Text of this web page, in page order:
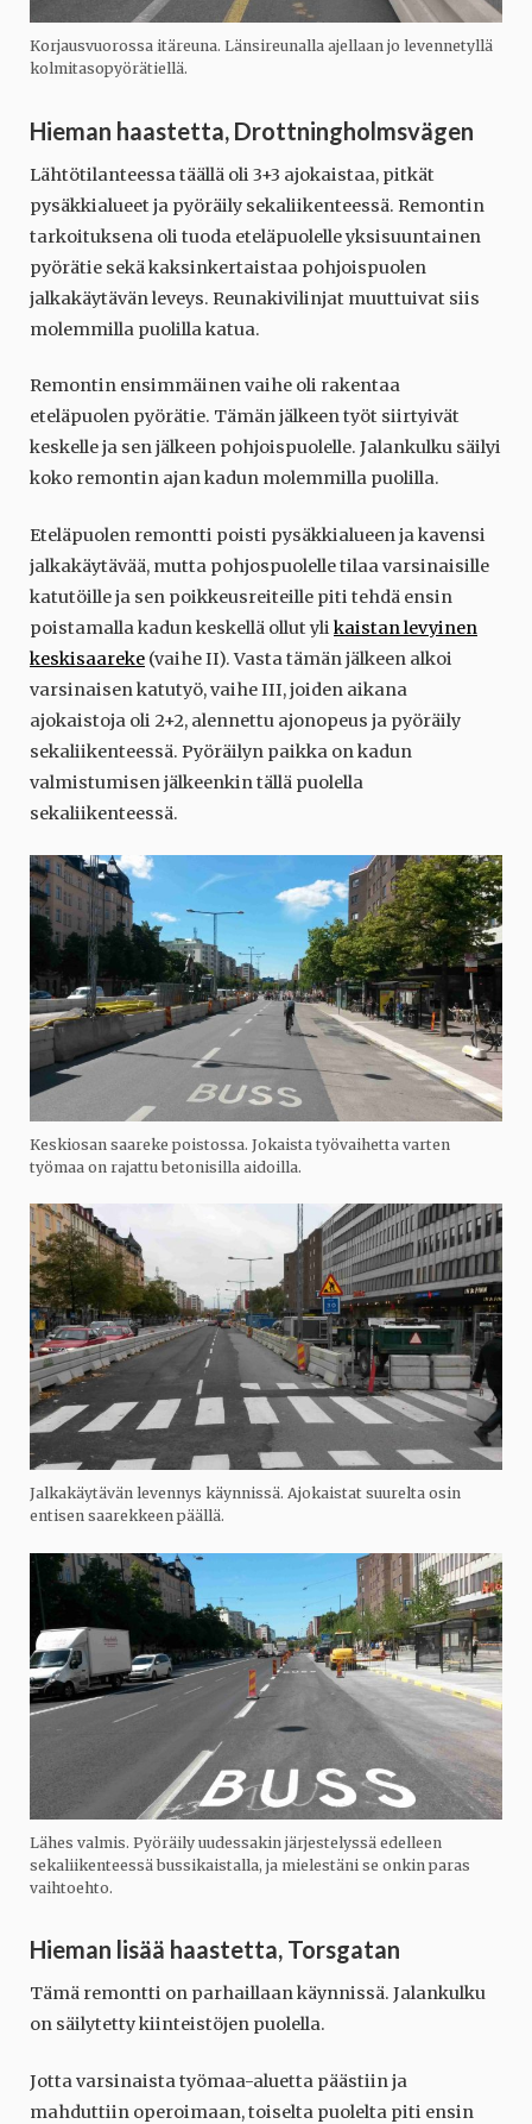
Korjausvuorossa itäreuna. Länsireunalla ajellaan jo levennetyllä
kolmitasopyörätiellä.
Hieman haastetta, Drottningholmsvägen
Lähtötilanteessa täällä oli 3+3 ajokaistaa, pitkät
pysäkkialueet ja pyöräily sekaliikenteessä. Remontin
tarkoituksena oli tuoda eteläpuolelle yksisuuntainen
pyörätie sekä kaksinkertaistaa pohjoispuolen
jalkakäytävän leveys. Reunakivilinjat muuttuivat siis
molemmilla puolilla katua.
Remontin ensimmäinen vaihe oli rakentaa
eteläpuolen pyörätie. Tämän jälkeen työt siirtyivät
keskelle ja sen jälkeen pohjoispuolelle. Jalankulku säilyi
koko remontin ajan kadun molemmilla puolilla.
Eteläpuolen remontti poisti pysäkkialueen ja kavensi
jalkakäytävää, mutta pohjospuolelle tilaa varsinaisille
katutöille ja sen poikkeusreiteille piti tehdä ensin
poistamalla kadun keskellä ollut yli kaistan levyinen
keskisaareke (vaihe II). Vasta tämän jälkeen alkoi
varsinaisen katutyö, vaihe III, joiden aikana
ajokaistoja oli 2+2, alennettu ajonopeus ja pyöräily
sekaliikenteessä. Pyöräilyn paikka on kadun
valmistumisen jälkeenkin tällä puolella
sekaliikenteessä.
Keskiosan saareke poistossa. Jokaista työvaihetta varten
työmaa on rajattu betonisilla aidoilla.
Jalkakäytävän levennys käynnissä. Ajokaistat suurelta osin
entisen saarekkeen päällä.
Lähes valmis. Pyöräily uudessakin järjestelyssä edelleen
sekaliikenteessä bussikaistalla, ja mielestäni se onkin paras
vaihtoehto.
Hieman lisää haastetta, Torsgatan
Tämä remontti on parhaillaan käynnissä. Jalankulku
on säilytetty kiinteistöjen puolella.
Jotta varsinaista työmaa-aluetta päästiin ja
mahduttiin operoimaan, toiselta puolelta piti ensin